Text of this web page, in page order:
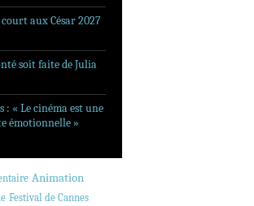
aux César 2027
soit faite de Julia
: « Le cinéma est une
émotionnelle »
Animation
Festival de Cannes